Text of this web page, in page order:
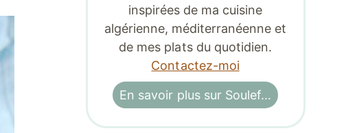
inspirées de ma cuisine
algérienne, méditerranéenne et
de mes plats du quotidien.
Contactez-moi
En savoir plus sur Soulef…